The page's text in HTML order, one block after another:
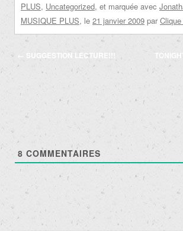
PLUS, Uncategorized, et marquée avec
MUSIQUE PLUS, le 21 janvier 2009 par
Navigation
← SUGGESTION LECTURE!!!
8 COMMENTAIRES